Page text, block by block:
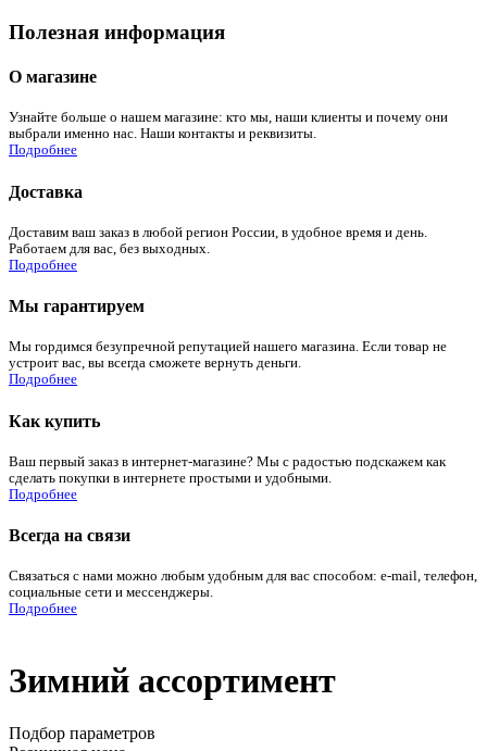
Полезная информация
О магазине
Узнайте больше о нашем магазине: кто мы, наши клиенты и почему они
выбрали именно нас. Наши контакты и реквизиты.
Подробнее
Доставка
Доставим ваш заказ в любой регион России, в удобное время и день.
Работаем для вас, без выходных.
Подробнее
Мы гарантируем
Мы гордимся безупречной репутацией нашего магазина. Если товар не
устроит вас, вы всегда сможете вернуть деньги.
Подробнее
Как купить
Ваш первый заказ в интернет-магазине? Мы с радостью подскажем как
сделать покупки в интернете простыми и удобными.
Подробнее
Всегда на связи
Связаться с нами можно любым удобным для вас способом: e-mail, телефон,
социальные сети и мессенджеры.
Подробнее
Зимний ассортимент
Подбор параметров